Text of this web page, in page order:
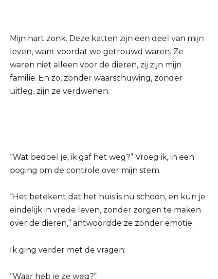
Mijn hart zonk. Deze katten zijn een deel van mijn
leven, want voordat we getrouwd waren. Ze
waren niet alleen voor de dieren, zij zijn mijn
familie. En zo, zonder waarschuwing, zonder
uitleg, zijn ze verdwenen.
“Wat bedoel je, ik gaf het weg?” Vroeg ik, in een
poging om de controle over mijn stem.
“Het betekent dat het huis is nu schoon, en kun je
eindelijk in vrede leven, zonder zorgen te maken
over de dieren,” antwoordde ze zonder emotie.
Ik ging verder met de vragen:
“Waar heb je ze weg?”